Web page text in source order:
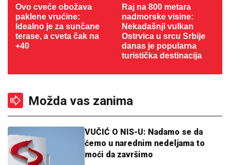
Ovo cveće obožava
paklene vrućine:
Idealno je za sunčane
terase, a cveta čak na
+40
Raj na 800 metara
nadmorske visine:
Nekadašnji vulkan
Ostrvica u srcu Srbije
danas je popularna
turistička destinacija
Možda vas zanima
VUČIĆ O NIS-U: Nadamo se da
ćemo u narednim nedeljama to
moći da završimo